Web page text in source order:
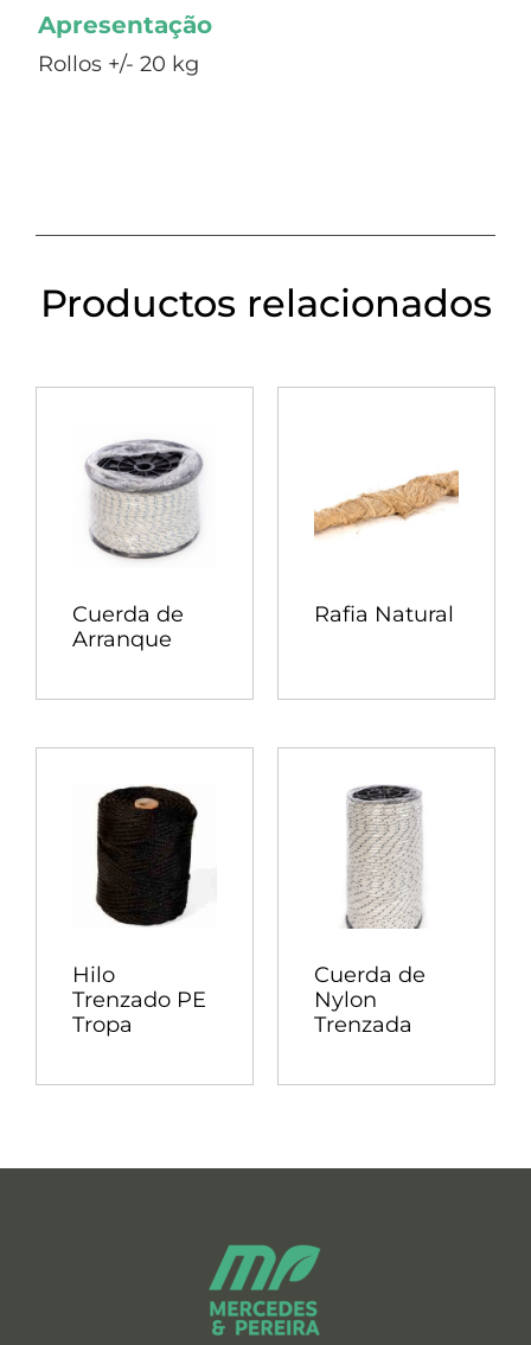
Apresentação
Rollos +/- 20 kg
Productos relacionados
Cuerda de
Arranque
Rafia Natural
Hilo
Trenzado PE
Tropa
Cuerda de
Nylon
Trenzada